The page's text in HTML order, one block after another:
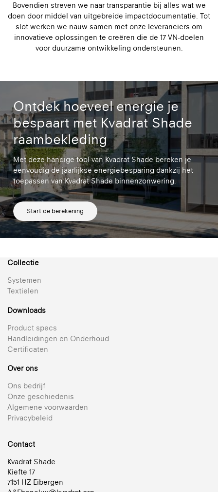
Bovendien streven we naar transparantie bij alles wat we
doen door middel van uitgebreide impactdocumentatie. Tot
slot werken we nauw samen met onze leveranciers om
innovatieve oplossingen te creëren die de 17 VN-doelen
voor duurzame ontwikkeling ondersteunen.
Ontdek hoeveel energie je
bespaart met Kvadrat Shade
raambekleding
Met deze handige tool van Kvadrat Shade bereken je
eenvoudig de jaarlijkse energiebesparing dankzij het
toepassen van Kvadrat Shade binnenzonwering.
Start de berekening
Collectie
Systemen
Textielen
Downloads
Product specs
Handleidingen en Onderhoud
Certificaten
Over ons
Ons bedrijf
Onze geschiedenis
Algemene voorwaarden
Privacybeleid
Contact
Kvadrat Shade
Kiefte 17
7151 HZ Eibergen